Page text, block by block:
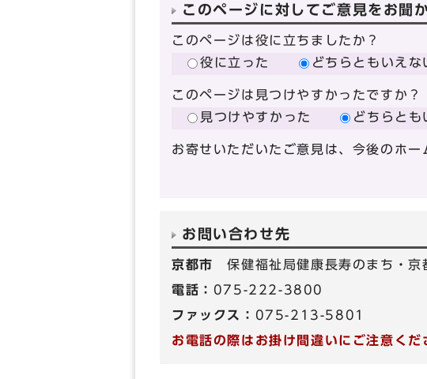
このページに対してご意見をお聞
このページは役に立ちましたか？
役に立った
どちらともいえな
このページは見つけやすかったですか？
見つけやすかった
どちらとも
お寄せいただいたご意見は、今後のホー
お問い合わせ先
京都市保健福祉局健康長寿のまち・
電話： 075-222-3800
ファックス： 075-213-5801
お電話の際はお掛け間違いにご注意くだ